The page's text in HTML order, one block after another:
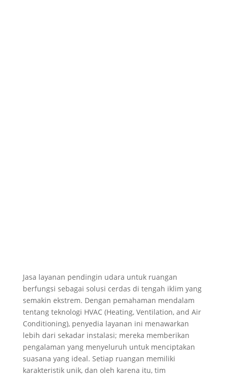
Jasa layanan pendingin udara untuk ruangan
berfungsi sebagai solusi cerdas di tengah iklim yang
semakin ekstrem. Dengan pemahaman mendalam
tentang teknologi HVAC (Heating, Ventilation, and Air
Conditioning), penyedia layanan ini menawarkan
lebih dari sekadar instalasi; mereka memberikan
pengalaman yang menyeluruh untuk menciptakan
suasana yang ideal. Setiap ruangan memiliki
karakteristik unik, dan oleh karena itu, tim